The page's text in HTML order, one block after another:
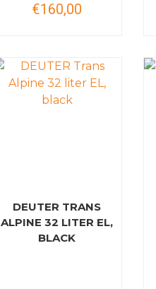
€160,00
DEUTER TRANS
ALPINE 32 LITER EL,
BLACK